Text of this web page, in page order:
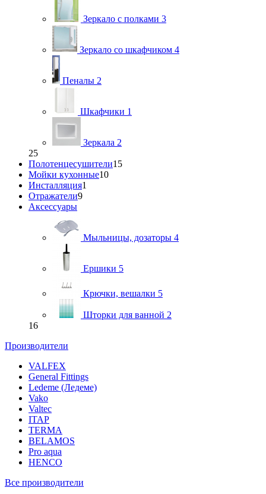
Зеркало с полками 3
Зеркало со шкафчиком 4
Пеналы 2
Шкафчики 1
Зеркала 2
25
Полотенцесушители15
Мойки кухонные10
Инсталляция1
Отражатели9
Аксессуары
Мыльницы, дозаторы 4
Ершики 5
Крючки, вешалки 5
Шторки для ванной 2
16
Производители
VALFEX
General Fittings
Ledeme (Ледеме)
Vako
Valtec
ITAP
TERMA
BELAMOS
Pro aqua
HENCO
Все производители